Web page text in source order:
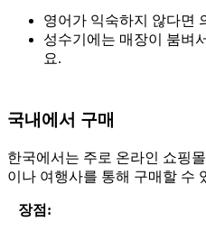
영어가 익숙하지 않다면
성수기에는 매장이 붐벼
요.
국내에서 구매
한국에서는 주로 온라인 쇼핑
이나 여행사를 통해 구매할 수
장점: